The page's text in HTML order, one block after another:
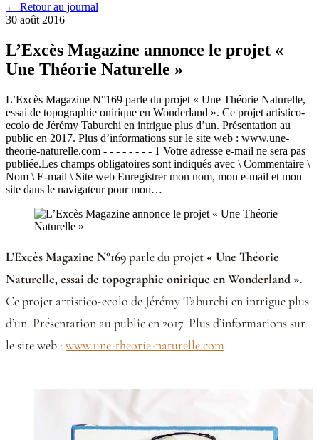
← Retour au journal
30 août 2016
L’Excès Magazine annonce le projet «
Une Théorie Naturelle »
L’Excès Magazine N°169 parle du projet « Une Théorie Naturelle,
essai de topographie onirique en Wonderland ». Ce projet artistico-
ecolo de Jérémy Taburchi en intrigue plus d’un. Présentation au
public en 2017. Plus d’informations sur le site web : www.une-
theorie-naturelle.com - - - - - - - - 1 Votre adresse e-mail ne sera pas
publiée.Les champs obligatoires sont indiqués avec \ Commentaire \
Nom \ E-mail \ Site web Enregistrer mon nom, mon e-mail et mon
site dans le navigateur pour mon…
L’Excès Magazine N°169parle du projet « Une Théorie
Naturelle, essai de topographie onirique en Wonderland ».
Ce projet artistico-ecolo de Jérémy Taburchi en intrigue plus
d’un. Présentation au public en 2017. Plus d’informations sur
le site web : www.une-theorie-naturelle.com